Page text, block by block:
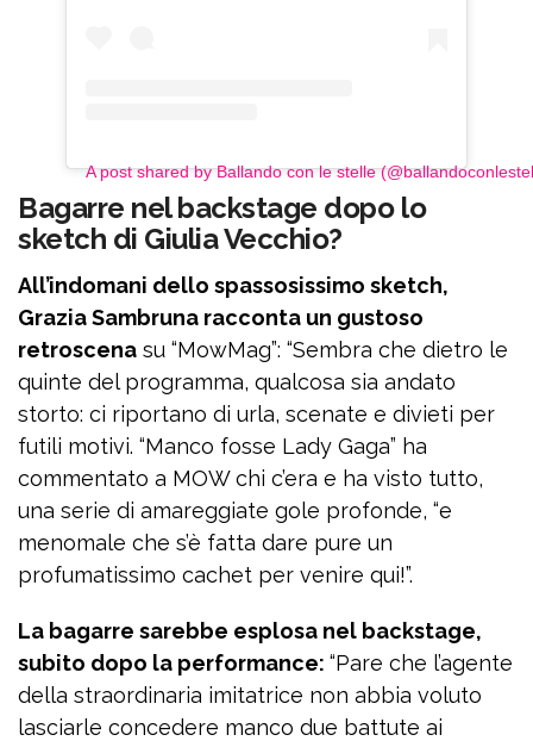
A post shared by Ballando con le stelle
Bagarre nel backstage dopo lo
sketch di Giulia Vecchio?
All’indomani dello spassosissimo sketch,
Grazia Sambruna racconta un gustoso
retroscena su “MowMag”: “Sembra che dietro le
quinte del programma, qualcosa sia andato
storto: ci riportano di urla, scenate e divieti per
futili motivi. “Manco fosse Lady Gaga” ha
commentato a MOW chi c’era e ha visto tutto,
una serie di amareggiate gole profonde, “e
menomale che s’è fatta dare pure un
profumatissimo cachet per venire qui!”.
La bagarre sarebbe esplosa nel backstage,
subito dopo la performance: “Pare che l’agente
della straordinaria imitatrice non abbia voluto
lasciarle concedere manco due battute ai